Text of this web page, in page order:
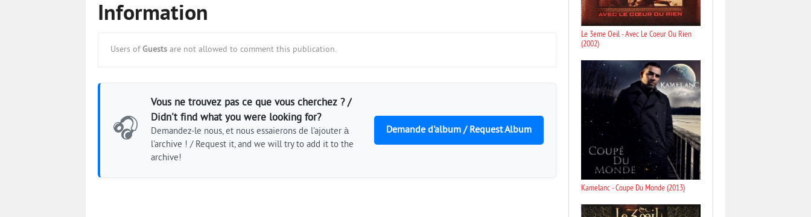
Information
Users of Guests are not allowed to comment this publication.
🎧
Vous ne trouvez pas ce que vous cherchez ? /
Didn't find what you were looking for?
Demandez-le nous, et nous essaierons de l'ajouter à
l'archive ! / Request it, and we will try to add it to the
archive!
Demande d'album / Request Album
Le 3eme Oeil - Avec Le Coeur Ou Rien
(2002)
Kamelanc - Coupe Du Monde (2013)